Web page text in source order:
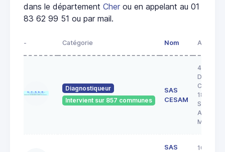
dans le département Cher ou en appelant au 01
83 62 99 51 ou par mail.
- Catégorie Nom Adresse
Diagnostiqueur
Intervient sur 857 communes
SAS
CESAM
43 RUE
COULON
18200
SAINT
AMAND
SAS
103 rue